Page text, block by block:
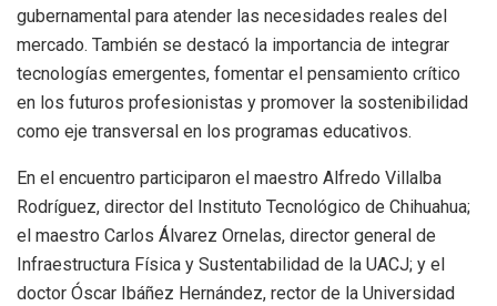
gubernamental para atender las necesidades reales del
mercado. También se destacó la importancia de integrar
tecnologías emergentes, fomentar el pensamiento crítico
en los futuros profesionistas y promover la sostenibilidad
como eje transversal en los programas educativos.
En el encuentro participaron el maestro Alfredo Villalba
Rodríguez, director del Instituto Tecnológico de Chihuahua;
el maestro Carlos Álvarez Ornelas, director general de
Infraestructura Física y Sustentabilidad de la UACJ; y el
doctor Óscar Ibáñez Hernández, rector de la Universidad